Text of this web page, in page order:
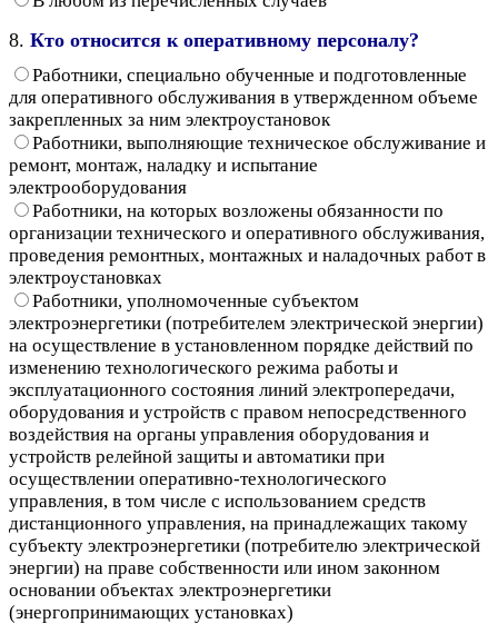
8. Кто относится к оперативному персоналу?
Работники, специально обученные и подготовленные
для оперативного обслуживания в утвержденном объеме
закрепленных за ним электроустановок
Работники, выполняющие техническое обслуживание и
ремонт, монтаж, наладку и испытание
электрооборудования
Работники, на которых возложены обязанности по
организации технического и оперативного обслуживания,
проведения ремонтных, монтажных и наладочных работ в
электроустановках
Работники, уполномоченные субъектом
электроэнергетики (потребителем электрической энергии)
на осуществление в установленном порядке действий по
изменению технологического режима работы и
эксплуатационного состояния линий электропередачи,
оборудования и устройств с правом непосредственного
воздействия на органы управления оборудования и
устройств релейной защиты и автоматики при
осуществлении оперативно-технологического
управления, в том числе с использованием средств
дистанционного управления, на принадлежащих такому
субъекту электроэнергетики (потребителю электрической
энергии) на праве собственности или ином законном
основании объектах электроэнергетики
(энергопринимающих установках)